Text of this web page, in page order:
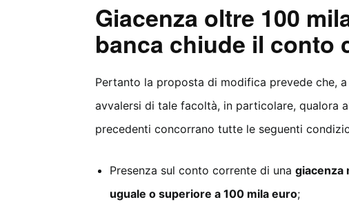
Giacenza oltre 100
banca chiude il conto
Pertanto la proposta di modifica prevede che,
avvalersi di tale facoltà, in particolare, qualora
precedenti concorrano tutte le seguenti
Presenza sul conto corrente di una giacenza
uguale o superiore a 100 mila euro;